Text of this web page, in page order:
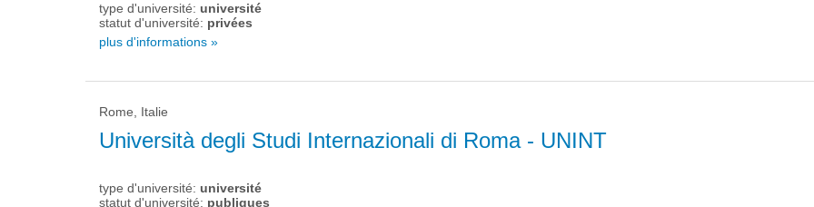
type d'université: université
statut d'université: privées
plus d'informations »
Rome, Italie
Università degli Studi Internazionali di Roma - UNINT
type d'université: université
statut d'université: publiques